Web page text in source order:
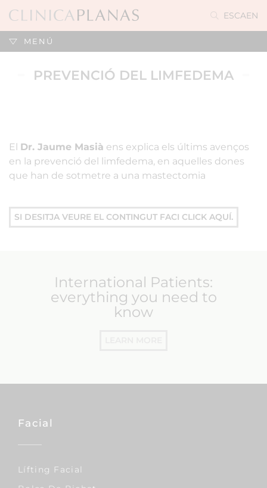
ESCAEN
MENÚ
PREVENCIÓ DEL LIMFEDEMA
El Dr. Jaume Masià ens explica els últims avenços
en la prevenció del limfedema, en aquelles dones
que han de sotmetre a una mastectomia
SI DESITJA VEURE EL CONTINGUT FACI CLICK AQUÍ.
International Patients:
everything you need to
know
Facial
Lífting Facial